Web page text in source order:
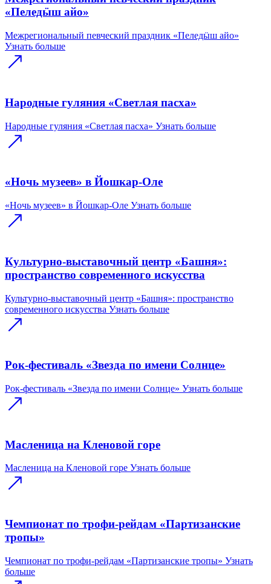
«Пеледӹш айо»
Межрегиональный певческий праздник «Пеледӹш айо»
Узнать больше
Народные гуляния «Светлая пасха»
Народные гуляния «Светлая пасха» Узнать больше
«Ночь музеев» в Йошкар-Оле
«Ночь музеев» в Йошкар-Оле Узнать больше
Культурно-выставочный центр «Башня»:
пространство современного искусства
Культурно-выставочный центр «Башня»: пространство
современного искусства Узнать больше
Рок-фестиваль «Звезда по имени Солнце»
Рок-фестиваль «Звезда по имени Солнце» Узнать больше
Масленица на Кленовой горе
Масленица на Кленовой горе Узнать больше
Чемпионат по трофи-рейдам «Партизанские
тропы»
Чемпионат по трофи-рейдам «Партизанские тропы» Узнать
больше